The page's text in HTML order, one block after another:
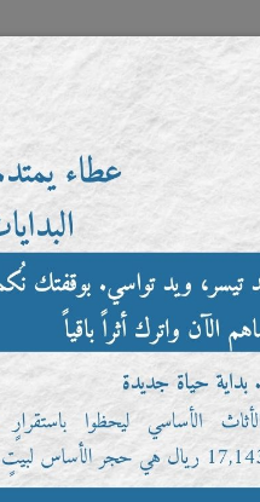
مؤسسة
إستمارة تحديث المعلومات